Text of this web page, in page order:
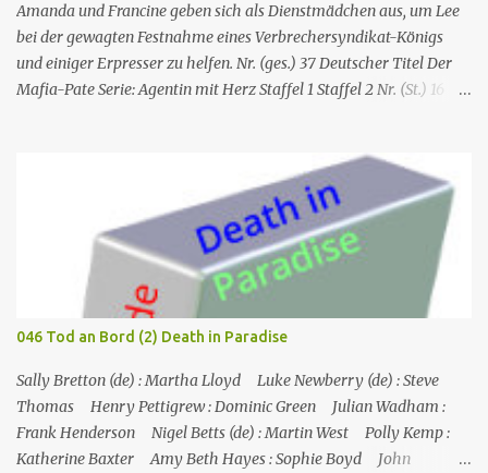
Amanda und Francine geben sich als Dienstmädchen aus, um Lee
bei der gewagten Festnahme eines Verbrechersyndikat-Königs
und einiger Erpresser zu helfen. Nr. (ges.) 37 Deutscher Titel Der
Mafia-Pate Serie: Agentin mit Herz Staffel 1 Staffel 2 Nr. (St.) 16
Mackenzie Buch Stephen Hattman Serieninfos: In dem Pilot der
Serie wird Amanda King , eine geschiedene Hausfrau und Mutter
von zwei Söhnen, als freie Mitarbeiterin eines kleinen US-
amerikanischen Geheimdienstes angeworben. Dort arbeitet sie als
Agentin an der Seite von Lee Stetson , Tarnname „Scarecrow“ (engl.
für Vogelscheuche), den sie am Ende der vierten und letzten Staffel
heiratet. Obwohl nur als Bürohilfskraft beschäftigt, wird sie
immer wieder in Undercover-Operationen verwickelt. Zunächst
unabsichtlich, dann mit Billigung ihrer Vorgesetzten, später –
nach einschlägigen Fortbildun...
046 Tod an Bord (2) Death in Paradise
Sally Bretton (de) : Martha Lloyd Luke Newberry (de) : Steve
Thomas Henry Pettigrew : Dominic Green Julian Wadham :
Frank Henderson Nigel Betts (de) : Martin West Polly Kemp :
Katherine Baxter Amy Beth Hayes : Sophie Boyd John